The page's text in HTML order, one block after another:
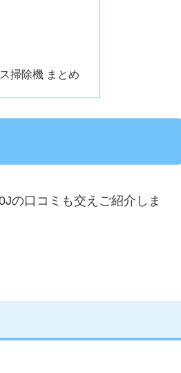
掃除機 まとめ
の口コミも交えご紹介しま